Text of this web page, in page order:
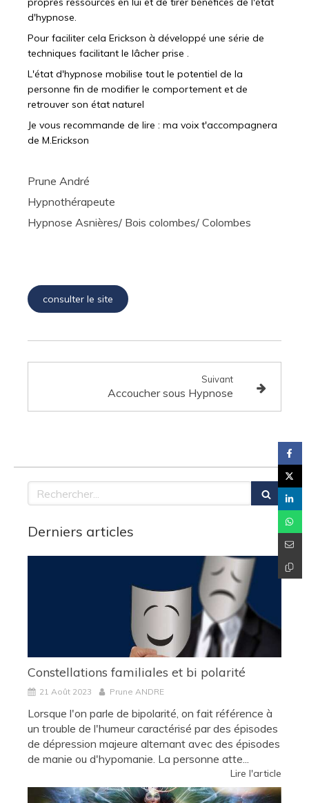
d'hypnose.
Pour faciliter cela Erickson à développé une série de
techniques facilitant le lâcher prise .
L'état d'hypnose mobilise tout le potentiel de la
personne fin de modifier le comportement et de
retrouver son état naturel
Je vous recommande de lire : ma voix t'accompagnera
de M.Erickson
Prune André
Hypnothérapeute
Hypnose Asnières/ Bois colombes/ Colombes
consulter le site
Suivant
Accoucher sous Hypnose
Rechercher
Derniers articles
Constellations familiales et bi polarité
21 Août 2023 Prune ANDRE
Lorsque l'on parle de bipolarité, on fait référence à
un trouble de l'humeur caractérisé par des épisodes
de dépression majeure alternant avec des épisodes
de manie ou d'hypomanie. La personne atte...
Lire l'article